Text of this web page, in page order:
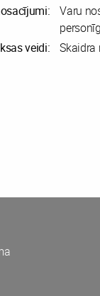
Varu
veidi:
Skaidra